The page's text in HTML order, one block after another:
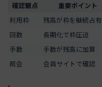
確認観点 重要ポイント
利用枠
残高が枠を継続占有
回数
長期化で枠圧迫
手数
手数が残高に加算
照会
会員サイトで確認